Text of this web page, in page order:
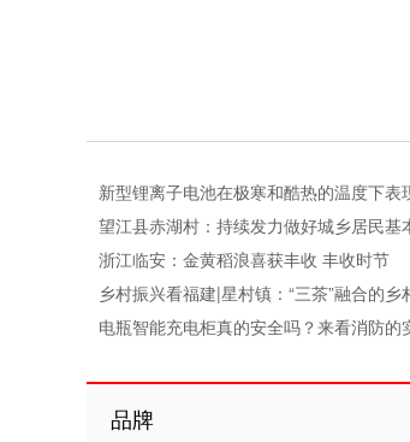
新型锂离子电池在极寒和酷热的温度下
望江县赤湖村：持续发力做好城乡居民基
浙江临安：金黄稻浪喜获丰收 丰收时节
乡村振兴看福建|星村镇：“三茶”融合的乡
电瓶智能充电柜真的安全吗？来看消防的
品牌